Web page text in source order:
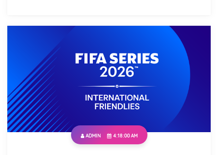
ADMIN 4:18:00 AM